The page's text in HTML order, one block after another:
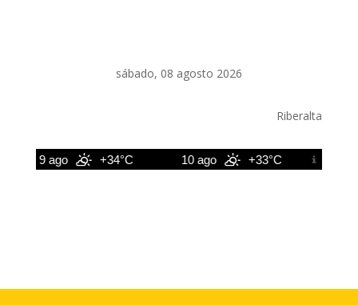
sábado, 08 agosto 2026
Riberalta
9 ago +34°C 10 ago +33°C 11 ago